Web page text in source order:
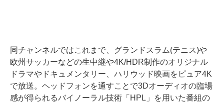
同チャンネルではこれまで、グランドスラム(テニス)や
欧州サッカーなどの生中継や4K/HDR制作のオリジナル
ドラマやドキュメンタリー、ハリウッド映画をピュア4K
で放送。ヘッドフォンを通すことで3Dオーディオの臨場
感が得られるバイノーラル技術「HPL」を用いた番組の